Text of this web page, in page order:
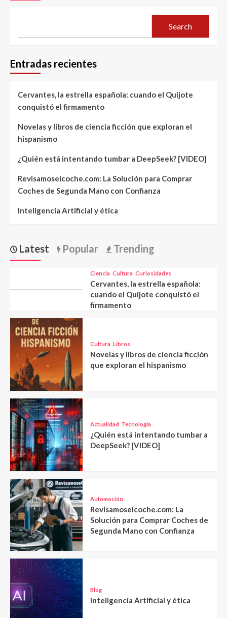
Search
Entradas recientes
Cervantes, la estrella española: cuando el Quijote
conquistó el firmamento
Novelas y libros de ciencia ficción que exploran el
hispanismo
¿Quién está intentando tumbar a DeepSeek? [VIDEO]
Revisamoselcoche.com: La Solución para Comprar
Coches de Segunda Mano con Confianza
Inteligencia Artificial y ética
Latest Popular Trending
Ciencia Cultura Curiosidades
Cervantes, la estrella española:
cuando el Quijote conquistó el
firmamento
Cultura Libros
Novelas y libros de ciencia ficción
que exploran el hispanismo
Actualidad Tecnología
¿Quién está intentando tumbar a
DeepSeek? [VIDEO]
Automoción
Revisamoselcoche.com: La
Solución para Comprar Coches de
Segunda Mano con Confianza
Blog
Inteligencia Artificial y ética